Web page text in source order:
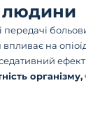
людини
на
організму,